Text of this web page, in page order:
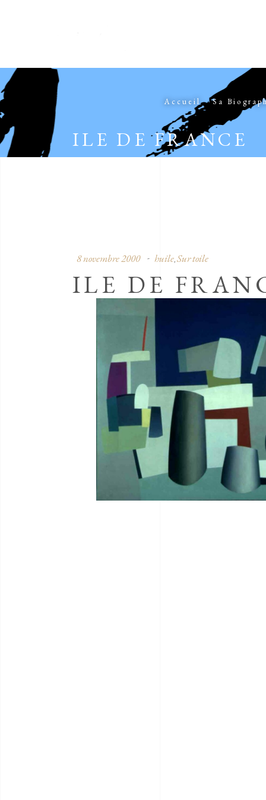
Accueil Sa
ILE DE FRANCE
8 novembre 2000 huile, Sur toile
ILE DE